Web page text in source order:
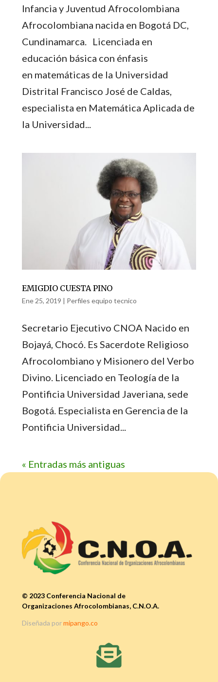
Infancia y Juventud Afrocolombiana
Afrocolombiana nacida en Bogotá DC,
Cundinamarca. Licenciada en
educación básica con énfasis
en matemáticas de la Universidad
Distrital Francisco José de Caldas,
especialista en Matemática Aplicada de
la Universidad...
EMIGDIO CUESTA PINO
Ene 25, 2019 | Perfiles equipo tecnico
Secretario Ejecutivo CNOA Nacido en
Bojayá, Chocó. Es Sacerdote Religioso
Afrocolombiano y Misionero del Verbo
Divino. Licenciado en Teología de la
Pontificia Universidad Javeriana, sede
Bogotá. Especialista en Gerencia de la
Pontificia Universidad...
« Entradas más antiguas
© 2023 Conferencia Nacional de
Organizaciones Afrocolombianas, C.N.O.A.
Diseñada pormipango.co
